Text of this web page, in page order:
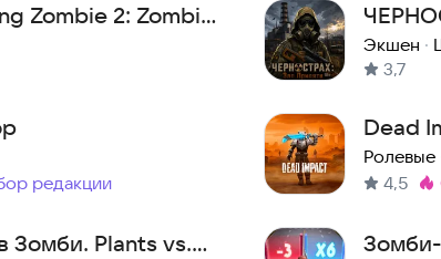
Zombie 2: Zombie
Лайт
Экшен ·
3,7
:
редакции
Dead
Ролевые
4,5
Зомби. Plants vs.